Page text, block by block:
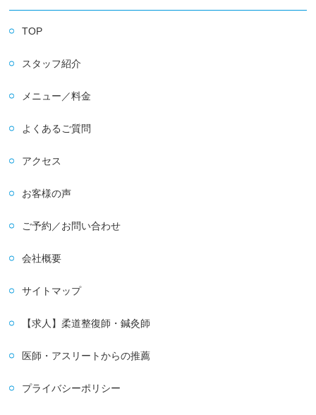
TOP
スタッフ紹介
メニュー／料金
よくあるご質問
アクセス
お客様の声
ご予約／お問い合わせ
会社概要
サイトマップ
【求人】柔道整復師・鍼灸師
医師・アスリートからの推薦
プライバシーポリシー